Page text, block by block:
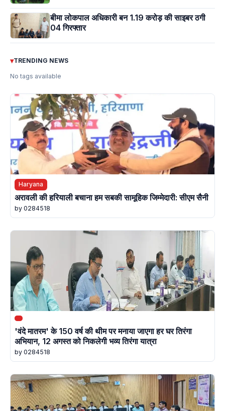
बीमा लोकपाल अधिकारी बन 1.19 करोड़ की साइबर ठगी
04 गिरफ्तार
▾TRENDING NEWS
No tags available
Haryana
अरावली की हरियाली बचाना हम सबकी सामूहिक जिम्मेदारी: सीएम सैनी
by 0284518
'वंदे मातरम' के 150 वर्ष की थीम पर मनाया जाएगा हर घर तिरंगा
अभियान, 12 अगस्त को निकलेगी भव्य तिरंगा यात्रा
by 0284518